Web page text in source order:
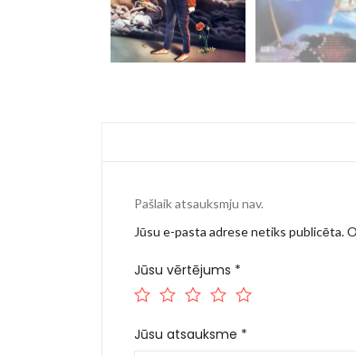
Pašlaik atsauksmju nav.
Jūsu e-pasta adrese netiks publicēta.
Jūsu vērtējums *
Jūsu atsauksme *